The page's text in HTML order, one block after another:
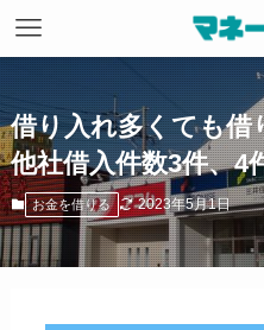
借り入れ多くても借
他社借入件数3件、4
お金を借りる 2023年5月1日